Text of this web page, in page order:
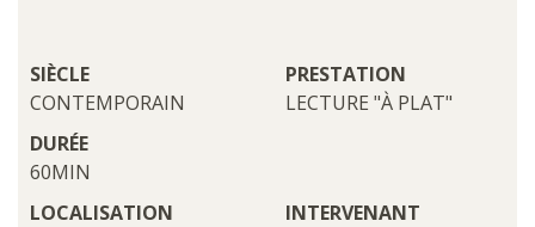
SIÈCLE
CONTEMPORAIN
PRESTATION
LECTURE "À PLAT"
DURÉE
60MIN
LOCALISATION
INTERVENANT